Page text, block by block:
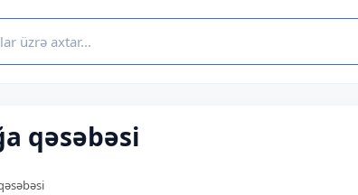
qəsəbəsi